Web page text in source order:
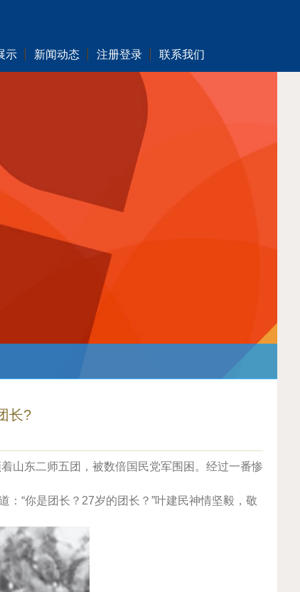
示 新闻动态 注册登录 联系我们
长?
山东二师五团，被数倍国民党军围困。经过一番惨
“你是团长？27岁的团长？”叶建民神情坚毅，敬